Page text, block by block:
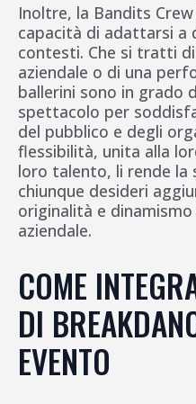
Inoltre, la Bandits
capacità di adattarsi a
contesti. Che si tratti
aziendale o di una
ballerini sono in grado
spettacolo per
del pubblico e degli
flessibilità, unita alla
loro talento, li rende la
chiunque desideri
originalità e
aziendale.
COME
DI
EVENTO